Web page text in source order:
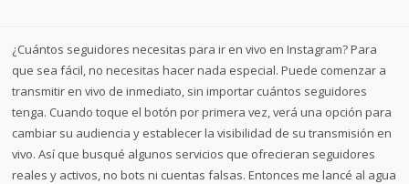
¿Cuántos seguidores necesitas para ir en vivo en Instagram? Para
que sea fácil, no necesitas hacer nada especial. Puede comenzar a
transmitir en vivo de inmediato, sin importar cuántos seguidores
tenga. Cuando toque el botón por primera vez, verá una opción para
cambiar su audiencia y establecer la visibilidad de su transmisión en
vivo. Así que busqué algunos servicios que ofrecieran seguidores
reales y activos, no bots ni cuentas falsas. Entonces me lancé al agua